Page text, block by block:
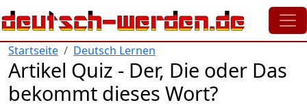
Direkt zum Inhalt
Startseite Deutsch Lernen
Artikel Quiz - Der, Die oder Das
bekommt dieses Wort?